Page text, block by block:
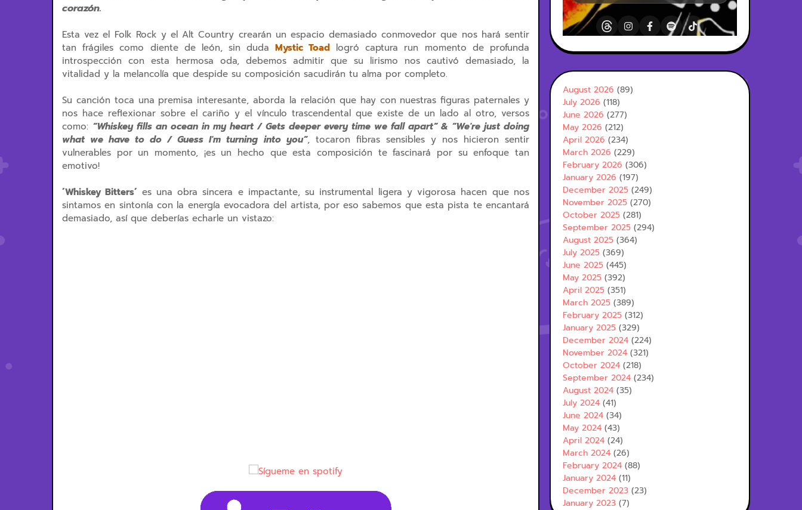
corazón.
Esta vez el Folk Rock y el Alt Country crearán un espacio demasiado conmovedor que nos hará sentir
tan frágiles como diente de león, sin duda Mystic Toadlogró captura run momento de profunda
introspección con esta hermosa oda, debemos admitir que su lirismo nos cautivó demasiado, la
vitalidad y la melancolía que despide su composición sacudirán tu alma por completo.
Su canción toca una premisa interesante, aborda la relación que hay con nuestras figuras paternales y
nos hace reflexionar sobre el cariño y el vínculo trascendental que existe de un lado al otro, versos
como: “Whiskey fills an ocean in my heart / Gets deeper every time we fall apart” & “We're just doing
what we have to do / Guess I'm turning into you”, tocaron fibras sensibles y nos hicieron sentir
vulnerables por un momento, ¡es un hecho que esta composición te fascinará por su enfoque tan
emotivo!
´Whiskey Bitters´ es una obra sincera e impactante, su instrumental ligera y vigorosa hacen que nos
sintamos en sintonía con la energía evocadora del artista, por eso sabemos que esta pista te encantará
demasiado, así que deberías echarle un vistazo:
August 2026 (89)
July 2026 (118)
June 2026 (277)
May 2026 (212)
April 2026 (234)
March 2026 (229)
February 2026 (306)
January 2026 (197)
December 2025 (249)
November 2025 (270)
October 2025 (281)
September 2025 (294)
August 2025 (364)
July 2025 (369)
June 2025 (445)
May 2025 (392)
April 2025 (351)
March 2025 (389)
February 2025 (312)
January 2025 (329)
December 2024 (224)
November 2024 (321)
October 2024 (218)
September 2024 (234)
August 2024 (35)
July 2024 (41)
June 2024 (34)
May 2024 (43)
April 2024 (24)
March 2024 (26)
February 2024 (88)
January 2024 (11)
December 2023 (23)
January 2023 (7)